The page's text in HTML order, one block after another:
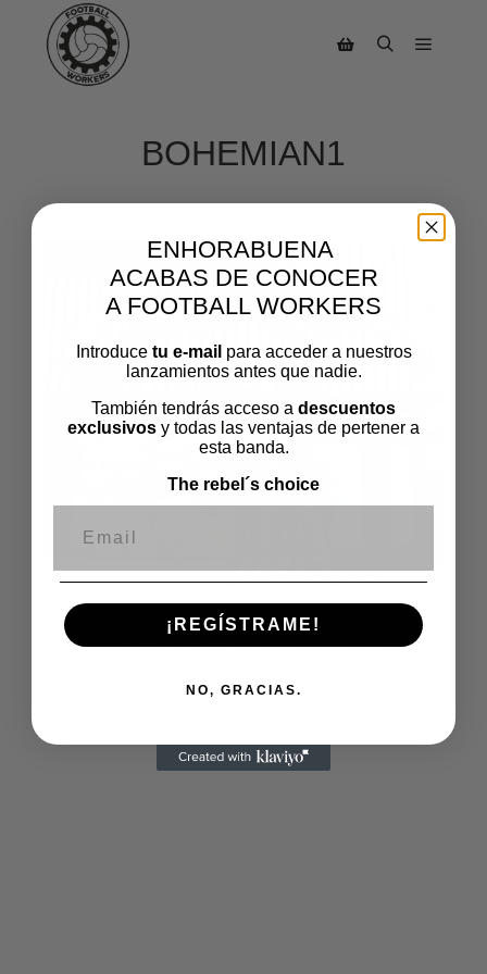
BOHEMIAN1
Porfootballworkers
ENHORABUENA
ACABAS DE CONOCER
A FOOTBALL WORKERS
Introduce tu e-mail para acceder a nuestros
lanzamientos antes que nadie.
También tendrás acceso a descuentos
exclusivos y todas las ventajas de pertener a
esta banda.
The rebel´s choice
¡REGÍSTRAME!
NO, GRACIAS.